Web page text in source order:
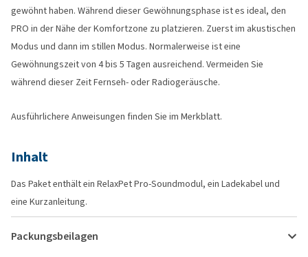
gewöhnt haben. Während dieser Gewöhnungsphase ist es ideal, den
PRO in der Nähe der Komfortzone zu platzieren. Zuerst im akustischen
Modus und dann im stillen Modus. Normalerweise ist eine
Gewöhnungszeit von 4 bis 5 Tagen ausreichend. Vermeiden Sie
während dieser Zeit Fernseh- oder Radiogeräusche.
Ausführlichere Anweisungen finden Sie im Merkblatt.
Inhalt
Das Paket enthält ein RelaxPet Pro-Soundmodul, ein Ladekabel und
eine Kurzanleitung.
Packungsbeilagen